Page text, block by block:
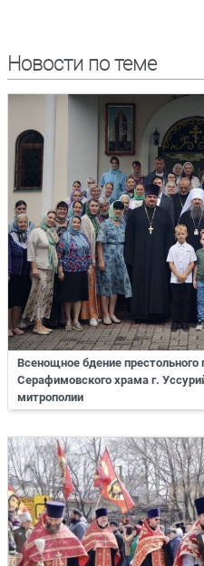
Новости по теме
Всенощное бдение престольного
Серафимовского храма г.
митрополии